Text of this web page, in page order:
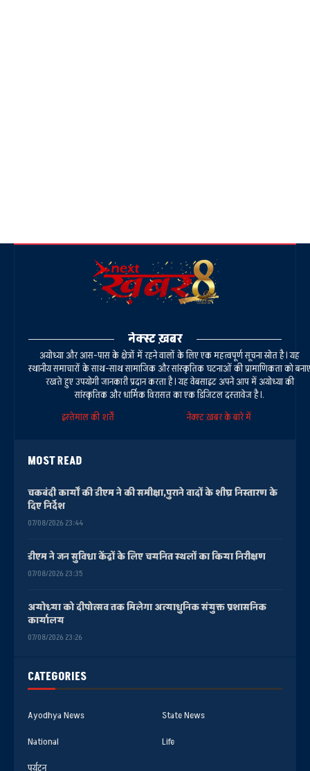
CATEGORIES
Ayodhya News
State News
National
Life
पर्यटन
नेक्स्ट ख़बर
अयोध्या और आस-पास के क्षेत्रों में रहने वालों के लिए एक महत्वपूर्ण सूचना स्रोत है। यह
स्थानीय समाचारों के साथ-साथ सामाजिक और सांस्कृतिक घटनाओं की प्रामाणिकता को बनाए
रखते हुए उपयोगी जानकारी प्रदान करता है। यह वेबसाइट अपने आप में अयोध्या की
सांस्कृतिक और धार्मिक विरासत का एक डिजिटल दस्तावेज है।.
इस्तेमाल की शर्तें
नेक्स्ट ख़बर के बारे में
MOST READ
चकबंदी कार्यों की डीएम ने की समीक्षा,पुराने वादों के शीघ्र निस्तारण के
दिए निर्देश
07/08/2026 23:44
डीएम ने जन सुविधा केंद्रों के लिए चयनित स्थलों का किया निरीक्षण
07/08/2026 23:35
अयोध्या को दीपोत्सव तक मिलेगा अत्याधुनिक संयुक्त प्रशासनिक
कार्यालय
07/08/2026 23:26